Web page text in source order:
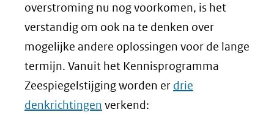
overstroming nu nog voorkomen, is het
verstandig om ook na te denken over
mogelijke andere oplossingen voor de lange
termijn. Vanuit het Kennisprogramma
Zeespiegelstijging worden er drie
denkrichtingen verkend: